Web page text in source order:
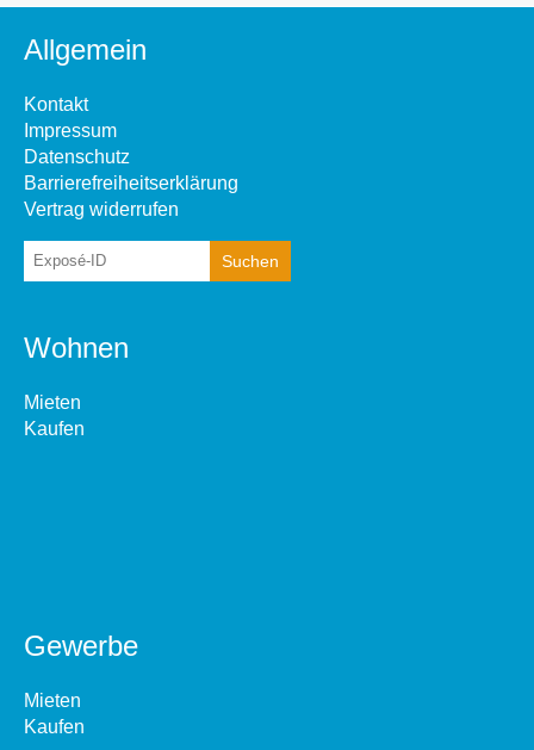
Allgemein
Kontakt
Impressum
Datenschutz
Barrierefreiheitserklärung
Vertrag widerrufen
Wohnen
Mieten
Kaufen
Gewerbe
Mieten
Kaufen